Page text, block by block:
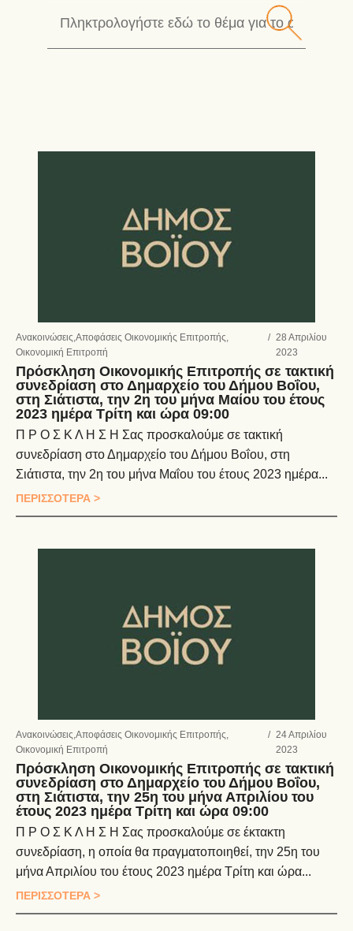
Ανακοινώσεις,Αποφάσεις Οικονομικής Επιτροπής,
Οικονομική Επιτροπή
/ 28 Απριλίου
2023
Πρόσκληση Οικονομικής Επιτροπής σε τακτική
συνεδρίαση στο Δημαρχείο του Δήμου Βοΐου,
στη Σιάτιστα, την 2η του μήνα Μαίου του έτους
2023 ημέρα Τρίτη και ώρα 09:00
Π Ρ Ο Σ Κ Λ Η Σ Η Σας προσκαλούμε σε τακτική
συνεδρίαση στο Δημαρχείο του Δήμου Βοΐου, στη
Σιάτιστα, την 2η του μήνα Μαΐου του έτους 2023 ημέρα...
ΠΕΡΙΣΣΟΤΕΡΑ >
Ανακοινώσεις,Αποφάσεις Οικονομικής Επιτροπής,
Οικονομική Επιτροπή
/ 24 Απριλίου
2023
Πρόσκληση Οικονομικής Επιτροπής σε τακτική
συνεδρίαση στο Δημαρχείο του Δήμου Βοΐου,
στη Σιάτιστα, την 25η του μήνα Απριλίου του
έτους 2023 ημέρα Τρίτη και ώρα 09:00
Π Ρ Ο Σ Κ Λ Η Σ Η Σας προσκαλούμε σε έκτακτη
συνεδρίαση, η οποία θα πραγματοποιηθεί, την 25η του
μήνα Απριλίου του έτους 2023 ημέρα Τρίτη και ώρα...
ΠΕΡΙΣΣΟΤΕΡΑ >